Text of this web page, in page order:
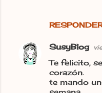
SusyBlog
Te felicito,
corazón.
te mando